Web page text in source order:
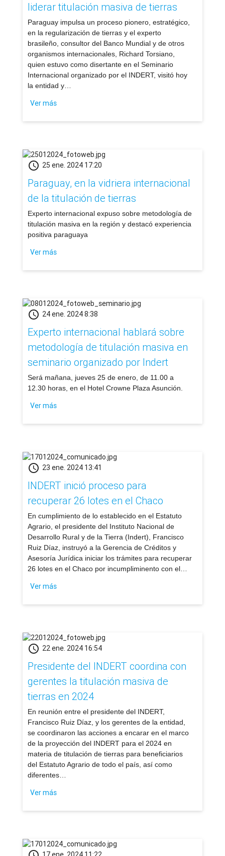
liderar titulación masiva de tierras
​Paraguay impulsa un proceso pionero, estratégico,
en la regularización de tierras y el experto
brasileño, consultor del Banco Mundial y de otros
organismos internacionales, Richard Torsiano,
quien estuvo como disertante en el Seminario
Internacional organizado por el INDERT, visitó hoy
la entidad y…
Ver más
schedule 25 ene. 2024 17:20
Paraguay, en la vidriera internacional
de la titulación de tierras
​Experto internacional expuso sobre metodología de
titulación masiva en la región y destacó experiencia
positiva paraguaya
Ver más
schedule 24 ene. 2024 8:38
Experto internacional hablará sobre
metodología de titulación masiva en
seminario organizado por Indert
​Será mañana, jueves 25 de enero, de 11.00 a
12.30 horas, en el Hotel Crowne Plaza Asunción.
Ver más
schedule 23 ene. 2024 13:41
INDERT inició proceso para
recuperar 26 lotes en el Chaco
​En cumplimiento de lo establecido en el Estatuto
Agrario, el presidente del Instituto Nacional de
Desarrollo Rural y de la Tierra (Indert), Francisco
Ruiz Díaz, instruyó a la Gerencia de Créditos y
Asesoría Jurídica iniciar los trámites para recuperar
26 lotes en el Chaco por incumpliminento con el…
Ver más
schedule 22 ene. 2024 16:54
Presidente del INDERT coordina con
gerentes la titulación masiva de
tierras en 2024
​En reunión entre el presidente del INDERT,
Francisco Ruiz Díaz, y los gerentes de la entidad,
se coordinaron las acciones a encarar en el marco
de la proyección del INDERT para el 2024 en
materia de titulación de tierras para beneficiarios
del Estatuto Agrario de todo el país, así como
diferentes…
Ver más